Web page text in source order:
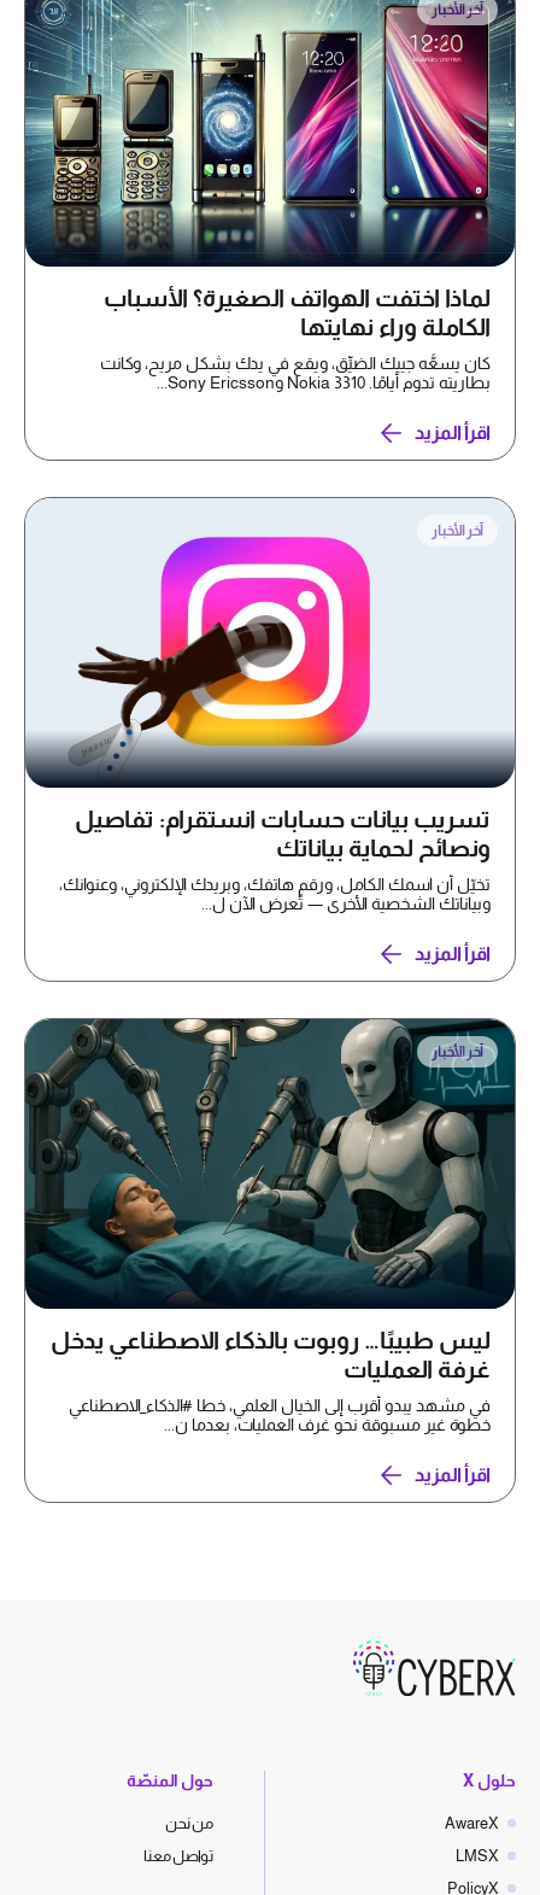
آخر الأخبار
لماذا اختفت الهواتف الصغيرة؟ الأسباب
الكاملة وراء نهايتها
كان يسعُّه جيبك الضيِّق، ويقع في يدك بشكل مريح، وكانت
بطاريته تدوم أيامًا. Nokia 3310 وSony Ericsson...
اقرأ المزيد
آخر الأخبار
تسريب بيانات حسابات انستقرام: تفاصيل
ونصائح لحماية بياناتك
تخيّل أن اسمك الكامل، ورقم هاتفك، وبريدك الإلكتروني، وعنوانك،
وبياناتك الشخصية الأخرى — تُعرض الآن ل...
اقرأ المزيد
آخر الأخبار
ليس طبيبًا… روبوت بالذكاء الاصطناعي يدخل
غرفة العمليات
في مشهد يبدو أقرب إلى الخيال العلمي، خطا #الذكاء_الاصطناعي
خطوة غير مسبوقة نحو غرف العمليات، بعدما ن...
اقرأ المزيد
حلول X
AwareX
LMSX
PolicyX
حول المنصّة
من نحن
تواصل معنا